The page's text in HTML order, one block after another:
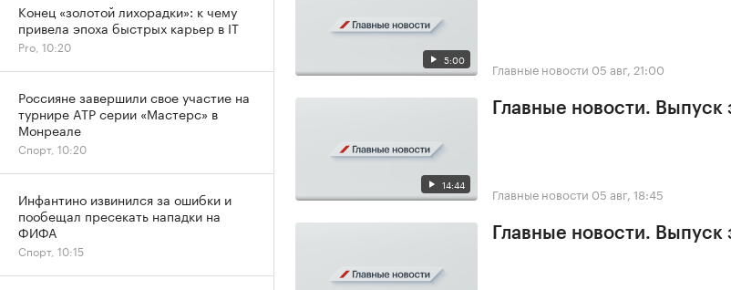
5:00 Главные новости 05 авг, 21:00
14:44
Главные новости.
Главные новости 05 авг, 18:45
Главные новости.
Конец «золотой лихорадки»: к чему
привела эпоха быстрых карьер в IT
Pro, 10:20
Россияне завершили свое участие на
турнире ATP серии «Мастерс» в
Монреале
Спорт, 10:20
Инфантино извинился за ошибки и
пообещал пресекать нападки на
ФИФА
Спорт, 10:15